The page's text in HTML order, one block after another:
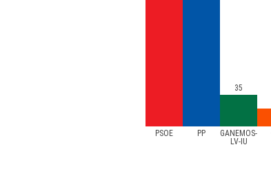
PSOE PP
GANEMOS-
LV-IU
35